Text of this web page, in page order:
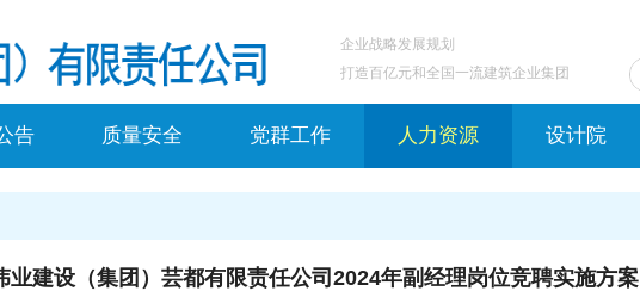
企业战略发展规划
打造百亿元和全国一流建筑企业集团
告 质量安全 党群工作 人力资源 设计院
业建设（集团）芸都有限责任公司2024年副经理岗位竞聘实施方案